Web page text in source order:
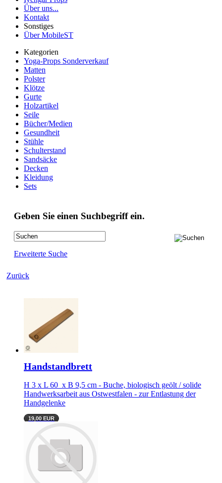
Über uns...
Kontakt
Sonstiges
Über MobileST
Kategorien
Yoga-Props Sonderverkauf
Matten
Polster
Klötze
Gurte
Holzartikel
Seile
Bücher/Medien
Gesundheit
Stühle
Schulterstand
Sandsäcke
Decken
Kleidung
Sets
Geben Sie einen Suchbegriff ein.
Erweiterte Suche
Zurück
Handstandbrett
H 3 x L 60 x B 9,5 cm - Buche, biologisch geölt / solide
Handwerksarbeit aus Ostwestfalen - zur Entlastung der
Handgelenke
19,00 EUR